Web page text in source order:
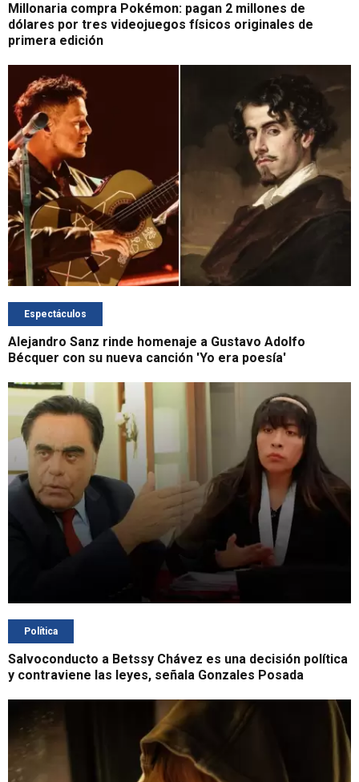
Millonaria compra Pokémon: pagan 2 millones de
dólares por tres videojuegos físicos originales de
primera edición
Espectáculos
Alejandro Sanz rinde homenaje a Gustavo Adolfo
Bécquer con su nueva canción 'Yo era poesía'
Política
Salvoconducto a Betssy Chávez es una decisión política
y contraviene las leyes, señala Gonzales Posada